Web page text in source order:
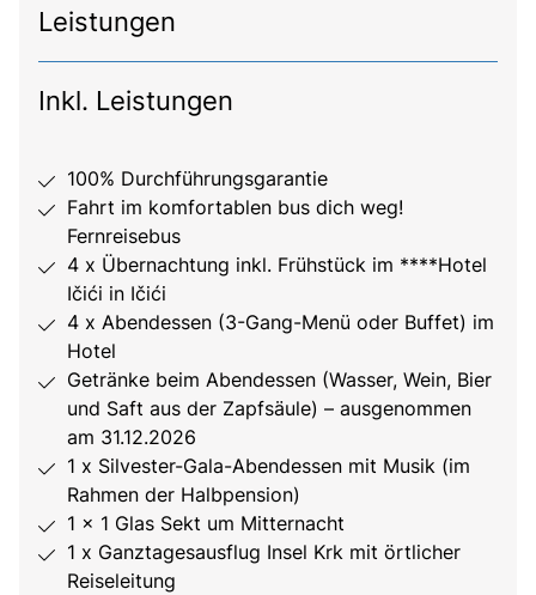
Leistungen
Inkl. Leistungen
100% Durchführungsgarantie
Fahrt im komfortablen bus dich weg!
Fernreisebus
4 x Übernachtung inkl. Frühstück im ****Hotel
Ičići in Ičići
4 x Abendessen (3-Gang-Menü oder Buffet) im
Hotel
Getränke beim Abendessen (Wasser, Wein, Bier
und Saft aus der Zapfsäule) – ausgenommen
am 31.12.2026
1 x Silvester-Gala-Abendessen mit Musik (im
Rahmen der Halbpension)
1 x 1 Glas Sekt um Mitternacht
1 x Ganztagesausflug Insel Krk mit örtlicher
Reiseleitung